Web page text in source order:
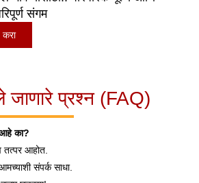
संगम
जाणारे प्रश्न (FAQ)
का?
तत्पर आहोत.
संपर्क साधा.